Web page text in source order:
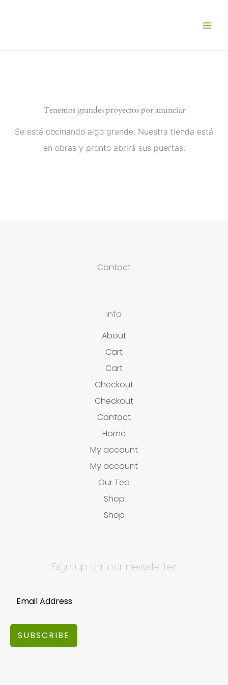
Tenemos grandes proyectos por anunciar
Se está cocinando algo grande. Nuestra tienda está
en obras y pronto abrirá sus puertas.
Contact
Info
About
Cart
Cart
Checkout
Checkout
Contact
Home
My account
My account
Our Tea
Shop
Shop
Sign up for our newsletter
SUBSCRIBE